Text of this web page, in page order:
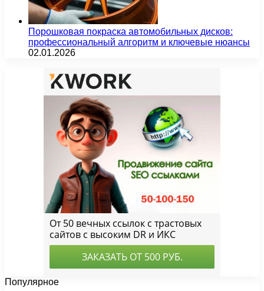
Порошковая покраска автомобильных дисков:
профессиональный алгоритм и ключевые нюансы
02.01.2026
Популярное